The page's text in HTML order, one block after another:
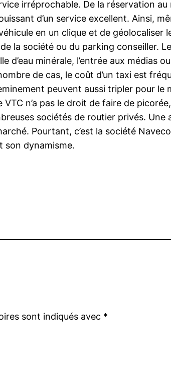
irréprochable. De la réservation
d’un service excellent. Ainsi,
en un clique et de géolocaliser
la société ou du parking conseiller.
minérale, l’entrée aux médias
de cas, le coût d’un taxi est
peuvent aussi tripler pour le
n’a pas le droit de faire de
sociétés de routier privés. Une
Pourtant, c’est la société
son dynamisme.
sont indiqués avec *